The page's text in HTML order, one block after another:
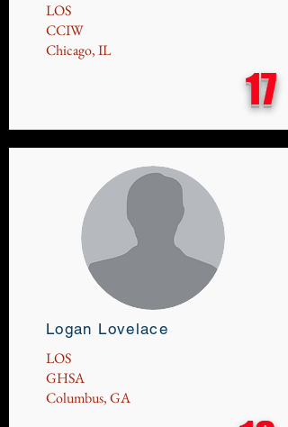
LOS
CCIW
Chicago, IL
17
Logan Lovelace
LOS
GHSA
Columbus, GA